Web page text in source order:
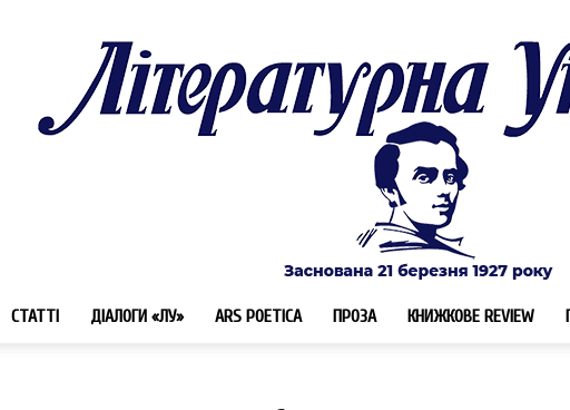
СТАТТІ ДІАЛОГИ «ЛУ» ARS POETICA ПРОЗА КНИЖКОВЕ REVIEW